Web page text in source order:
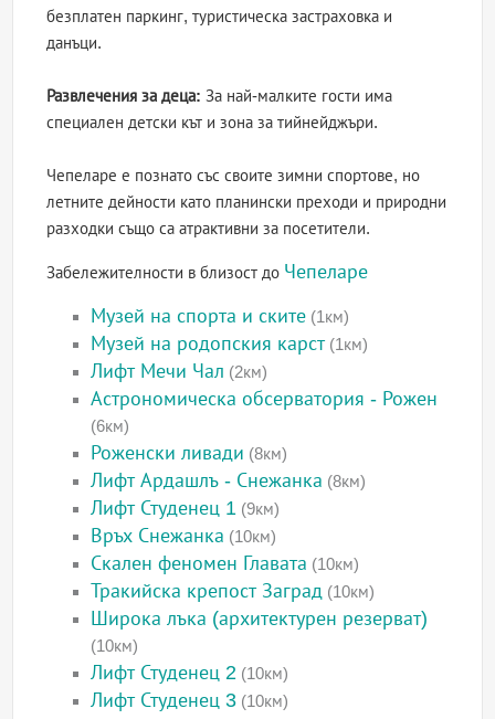
безплатен паркинг, туристическа застраховка и
данъци.
Развлечения за деца: За най-малките гости има
специален детски кът и зона за тийнейджъри.
Чепеларе е познато със своите зимни спортове, но
летните дейности като планински преходи и природни
разходки също са атрактивни за посетители.
Забележителности в близост до Чепеларе
Музей на спорта и ските (1км)
Музей на родопския карст(1км)
Лифт Мечи Чал (2км)
Астрономическа обсерватория - Рожен
(6км)
Роженски ливади (8км)
Лифт Ардашлъ - Снежанка (8км)
Лифт Студенец 1 (9км)
Връх Снежанка (10км)
Скален феномен Главата (10км)
Тракийска крепост Заград (10км)
Широка лъка (архитектурен резерват)
(10км)
Лифт Студенец 2 (10км)
Лифт Студенец 3 (10км)